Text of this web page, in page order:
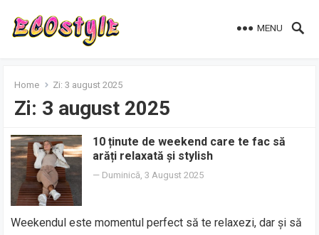
MENU
Home Zi:3 august 2025
Zi: 3 august 2025
10 ținute de weekend care te fac să
arăți relaxată și stylish
— Duminică, 3 August 2025
Weekendul este momentul perfect să te relaxezi, dar și să